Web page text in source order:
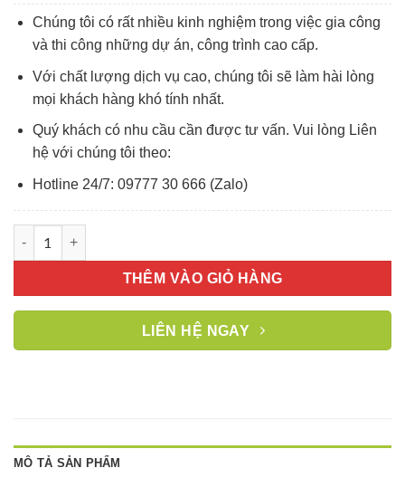
Chúng tôi có rất nhiều kinh nghiệm trong việc gia công
và thi công những dự án, công trình cao cấp.
Với chất lượng dịch vụ cao, chúng tôi sẽ làm hài lòng
mọi khách hàng khó tính nhất.
Quý khách có nhu cầu cần được tư vấn. Vui lòng Liên
hệ với chúng tôi theo:
Hotline 24/7: 09777 30 666 (Zalo)
THÊM VÀO GIỎ HÀNG
LIÊN HỆ NGAY
MÔ TẢ SẢN PHẨM